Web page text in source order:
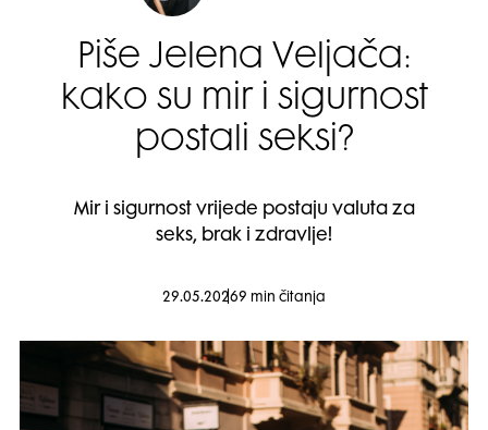
Piše Jelena Veljača:
kako su mir i sigurnost
postali seksi?
Mir i sigurnost vrijede postaju valuta za
seks, brak i zdravlje!
29.05.20269 min čitanja